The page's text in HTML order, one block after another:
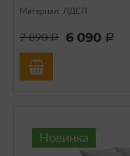
Материал: ЛДСП
7 890a 6 090 a
Новинка